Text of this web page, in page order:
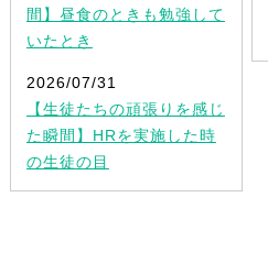
間】昼食のときも勉強して
いたとき
2026/07/31
【生徒たちの頑張りを感じ
た瞬間】HRを実施した時
の生徒の目